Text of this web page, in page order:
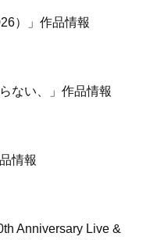
）」作品情報
ない、」作品情報
情報
Anniversary Live &